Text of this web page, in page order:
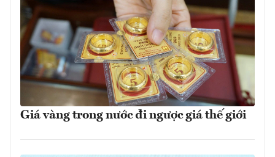
Giá vàng trong nước đi ngược giá thế giới